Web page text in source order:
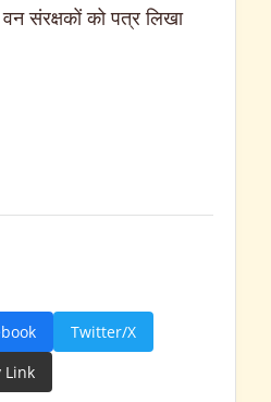
संरक्षकों को पत्र लिखा
Twitter/X
Link